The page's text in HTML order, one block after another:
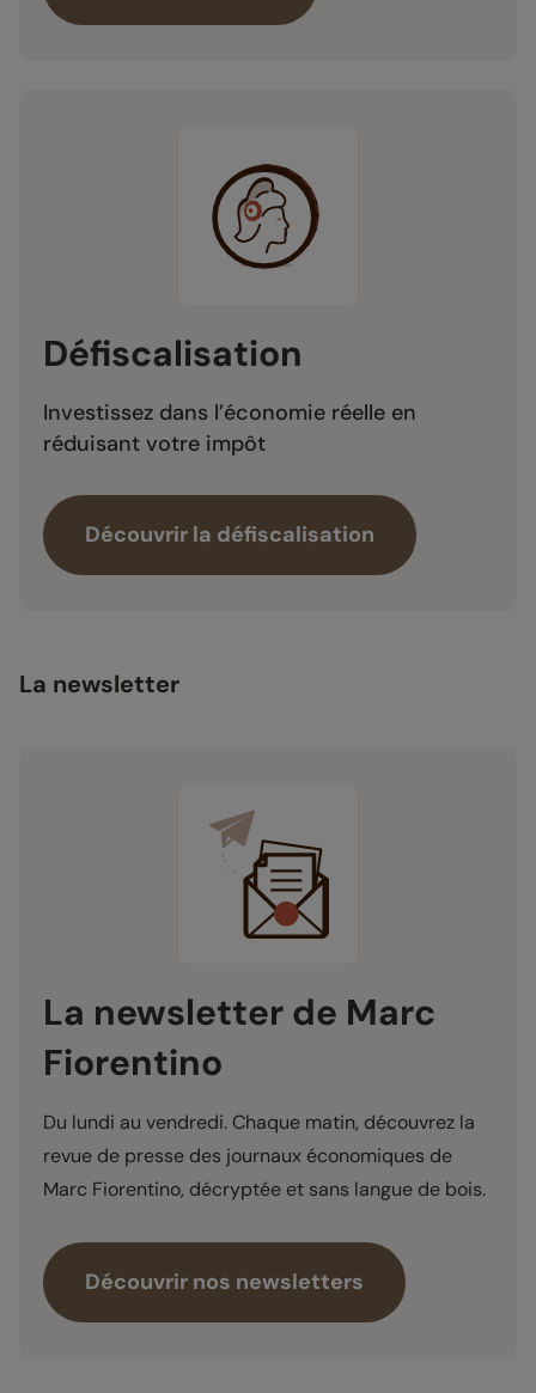
Défiscalisation
Investissez dans l’économie réelle en
réduisant votre impôt
Découvrir la défiscalisation
La newsletter
La newsletter de Marc
Fiorentino
Du lundi au vendredi. Chaque matin, découvrez la
revue de presse des journaux économiques de
Marc Fiorentino, décryptée et sans langue de bois.
Découvrir nos newsletters